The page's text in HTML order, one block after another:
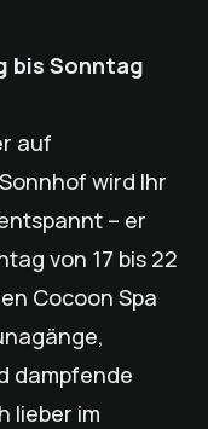
bis Sonntag
auf
wird Ihr
– er
von 17 bis 22
Cocoon Spa
dampfende
lieber im